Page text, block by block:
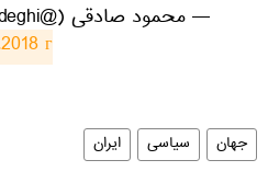
— محمود صادقی (@mah_sadeghi)
2018 г.
جهان سیاسی ایران